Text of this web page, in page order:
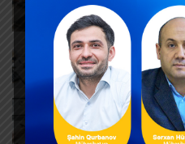
vergi orqanı özü
AUGUST 6, 2026
Hər yeni invoys üzrə
edilməlidirmi?
AUGUST 6, 2026
Dövlət
verilməsi qaydası
AUGUST 5, 2026